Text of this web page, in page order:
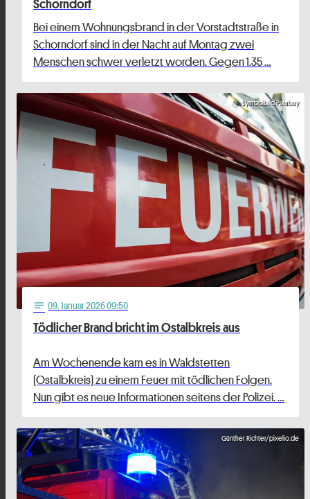
Schorndorf
Bei einem Wohnungsbrand in der Vorstadtstraße in
Schorndorf sind in der Nacht auf Montag zwei
Menschen schwer verletzt worden. Gegen 1.35 …
Symbolbild Pixabay
notes 09. Januar 2026 09:50
Tödlicher Brand bricht im Ostalbkreis aus
Am Wochenende kam es in Waldstetten
(Ostalbkreis) zu einem Feuer mit tödlichen Folgen.
Nun gibt es neue Informationen seitens der Polizei. …
Günther Richter/pixelio.de